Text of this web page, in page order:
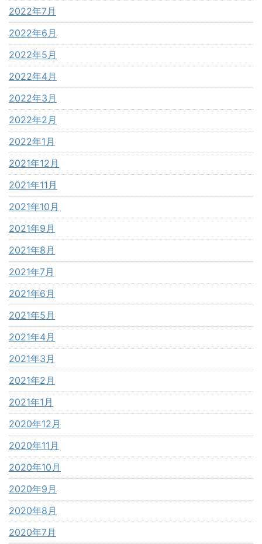
2022年7月
2022年6月
2022年5月
2022年4月
2022年3月
2022年2月
2022年1月
2021年12月
2021年11月
2021年10月
2021年9月
2021年8月
2021年7月
2021年6月
2021年5月
2021年4月
2021年3月
2021年2月
2021年1月
2020年12月
2020年11月
2020年10月
2020年9月
2020年8月
2020年7月